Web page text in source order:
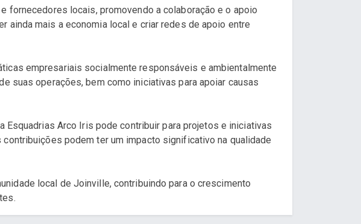
fornecedores locais, promovendo a colaboração e o apoio
ainda mais a economia local e criar redes de apoio entre
empresariais socialmente responsáveis e ambientalmente
suas operações, bem como iniciativas para apoiar causas
Esquadrias Arco Iris pode contribuir para projetos e iniciativas
podem ter um impacto significativo na qualidade
local de Joinville, contribuindo para o crescimento